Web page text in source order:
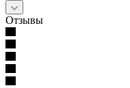
Отзывы